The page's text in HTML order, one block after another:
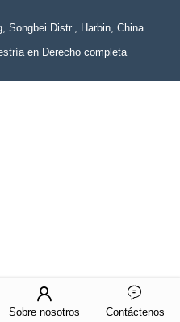
Songbei Distr., Harbin, China
en Derecho completa
Sobre nosotros Contáctenos